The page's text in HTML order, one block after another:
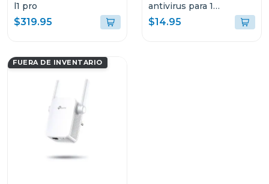
l1 pro
$319.95
antivirus para 1
dispositivo 1 año
$14.95
FUERA DE INVENTARIO